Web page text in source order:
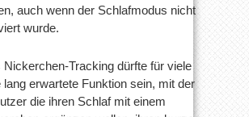
auch wenn der Schlafmodus nicht
wurde.
Nickerchen-Tracking dürfte für viele
lang erwartete Funktion sein, mit der
die ihren Schlaf mit einem